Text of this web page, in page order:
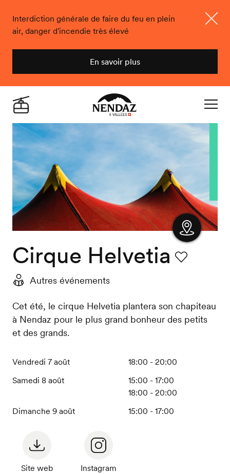
Interdiction générale de faire du feu en plein
air, danger d'incendie très élevé
En savoir plus
Nendaz
Live
Afficher
Cirque Helvetia
Autres événements
Cet été, le cirque Helvetia plantera son chapiteau
à Nendaz pour le plus grand bonheur des petits
et des grands.
Vendredi 7 août
18:00 - 20:00
Samedi 8 août
15:00 - 17:00
18:00 - 20:00
Dimanche 9 août
15:00 - 17:00
Site web Instagram